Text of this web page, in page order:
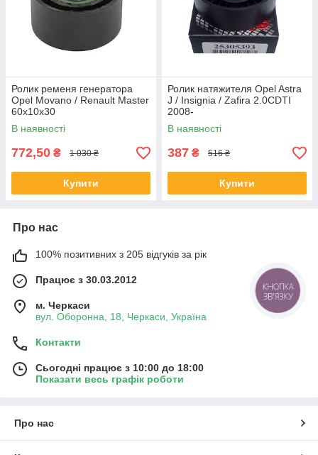
Ролик ременя генератора
Opel Movano / Renault Master
60x10x30
В наявності
772,50 ₴ 1 030 ₴
Купити
Ролик натяжителя Opel Astra
J / Insignia / Zafira 2.0CDTI
2008-
В наявності
387 ₴ 516 ₴
Купити
Про нас
100% позитивних з 205 відгуків за рік
Працює з 30.03.2012
м. Черкаси
вул. Оборонна, 18, Черкаси, Україна
Контакти
Сьогодні працює з 10:00 до 18:00
Показати весь графік роботи
Про нас
КНОПКА
ЗВ'ЯЗКУ